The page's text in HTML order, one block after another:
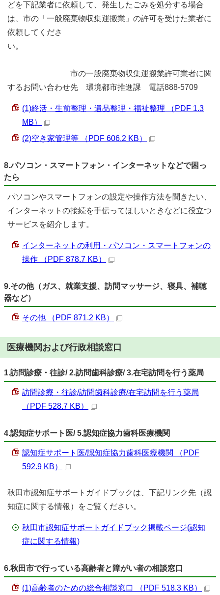
どを下記業者に依頼して、発生したごみを処分する場合
は、市の「一般廃棄物収集運搬業」の許可を受けた業者に
依頼してくださ
い。
市の一般廃棄物収集運搬業許可業者に関
するお問い合わせ先 環境都市推進課 電話888-5709
(1)終活・生前整理・遺品整理・福祉整理 （PDF 1.3
MB）
(2)空き家管理等 （PDF 606.2 KB）
8.パソコン・スマートフォン・インターネットなどで困っ
たら
パソコンやスマートフォンの設定や操作方法を聞きたい、
インターネットの接続を手伝ってほしいときなどに役立つ
サービスを紹介します。
インターネットの利用・パソコン・スマートフォンの
操作 （PDF 878.7 KB）
9.その他（ガス、就業支援、訪問マッサージ、寝具、補聴
器など）
その他 （PDF 871.2 KB）
医療機関および行政相談窓口
1.訪問診療・往診/ 2.訪問歯科診療/ 3.在宅訪問を行う薬局
訪問診療・往診/訪問歯科診療/在宅訪問を行う薬局
（PDF 528.7 KB）
4.認知症サポート医/ 5.認知症協力歯科医療機関
認知症サポート医/認知症協力歯科医療機関 （PDF
592.9 KB）
秋田市認知症サポートガイドブックは、下記リンク先（認
知症に関する情報）をご覧ください。
秋田市認知症サポートガイドブック掲載ページ(認知
症に関する情報)
6.秋田市で行っている高齢者と障がい者の相談窓口
(1)高齢者のための総合相談窓口 （PDF 518.3 KB）